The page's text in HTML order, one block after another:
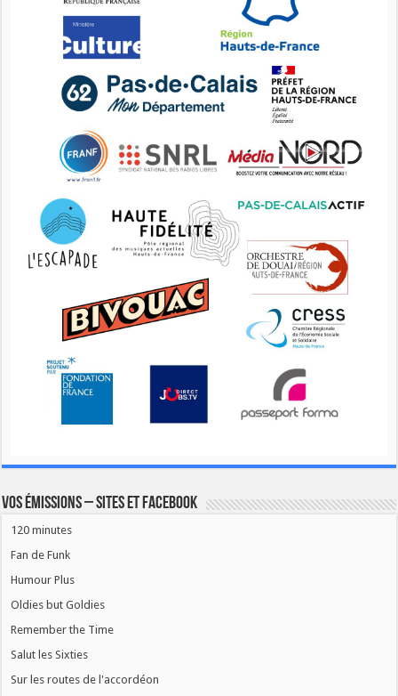
Vos émissions – Sites et Facebook
120 minutes
Fan de Funk
Humour Plus
Oldies but Goldies
Remember the Time
Salut les Sixties
Sur les routes de l'accordéon